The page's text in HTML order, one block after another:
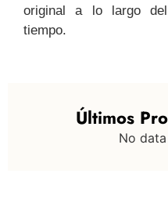
original a lo largo del
tiempo.
Últimos
No